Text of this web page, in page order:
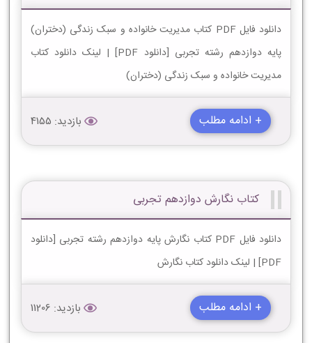
دانلود فایل PDF کتاب مدیریت خانواده و سبک زندگی (دختران)
پایه دوازدهم رشته تجربی [دانلود PDF] | لینک دانلود کتاب
مدیریت خانواده و سبک زندگی (دختران)
+ ادامه مطلب بازدید: 4155
کتاب نگارش دوازدهم تجربی
دانلود فایل PDF کتاب نگارش پایه دوازدهم رشته تجربی [دانلود
PDF] | لینک دانلود کتاب نگارش
+ ادامه مطلب بازدید: 11206